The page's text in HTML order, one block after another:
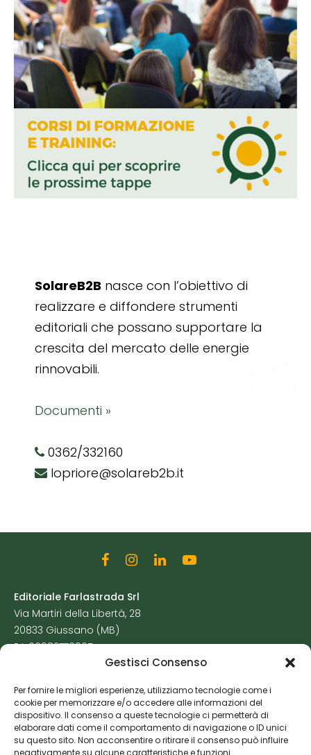
Gestisci Consenso
Per fornire le migliori esperienze, utilizziamo tecnologie come i
cookie per memorizzare e/o accedere alle informazioni del
dispositivo. Il consenso a queste tecnologie ci permetterà di
elaborare dati come il comportamento di navigazione o ID unici
su questo sito. Non acconsentire o ritirare il consenso può influire
negativamente su alcune caratteristiche e funzioni.
SolareB2B nasce con l’obiettivo di
realizzare e diffondere strumenti
editoriali che possano supportare la
crescita del mercato delle energie
rinnovabili.
Documenti »
0362/332160
lopriore@solareb2b.it
Editoriale Farlastrada Srl
Via Martiri della Libertà, 28
20833 Giussano (MB)
P.I. 06982770965
Cookie Policy
Risorse Aggiuntive